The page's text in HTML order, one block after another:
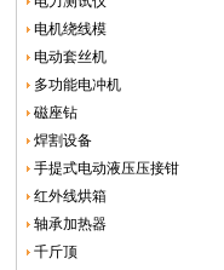
电机绕线模
电动套丝机
多功能电冲机
磁座钻
焊割设备
手提式电动液压压接钳
红外线烘箱
轴承加热器
千斤顶